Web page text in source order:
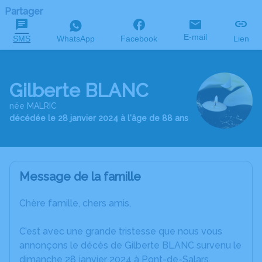
Partager
SMS WhatsApp Facebook E-mail Lien
Gilberte BLANC
née MALRIC
décédée le 28 janvier 2024 à l'âge de 88 ans
Message de la famille
Chère famille, chers amis,
C’est avec une grande tristesse que nous vous
annonçons le décès de Gilberte BLANC survenu le
dimanche 28 janvier 2024 à Pont-de-Salars.